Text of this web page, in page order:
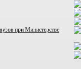
при Министерстве